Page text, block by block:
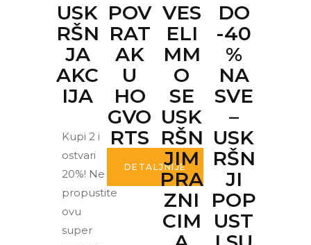
USK
RŠN
JA
AKC
IJA
Kupi 2 i
ostvari
20%! Ne
propustite
ovu
super
POV
RAT
AK
U
HO
GVO
RTS
DETALJNIJE
VES
ELI
MM
O
SE
USK
RŠN
JIM
PRA
ZNI
CIM
DO
-40
%
NA
SVE
–
USK
RŠN
JI
POP
UST